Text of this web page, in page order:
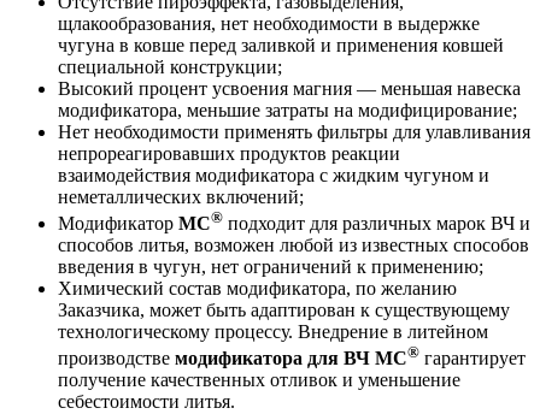
щлакообразования, нет необходимости в выдержке
чугуна в ковше перед заливкой и применения ковшей
специальной конструкции;
Высокий процент усвоения магния — меньшая навеска
модификатора, меньшие затраты на модифицирование;
Нет необходимости применять фильтры для улавливания
непрореагировавших продуктов реакции
взаимодействия модификатора с жидким чугуном и
неметаллических включений;
Модификатор МС® подходит для различных марок ВЧ и
способов литья, возможен любой из известных способов
введения в чугун, нет ограничений к применению;
Химический состав модификатора, по желанию
Заказчика, может быть адаптирован к существующему
технологическому процессу. Внедрение в литейном
производстве модификатора для ВЧ МС® гарантирует
получение качественных отливок и уменьшение
себестоимости литья.